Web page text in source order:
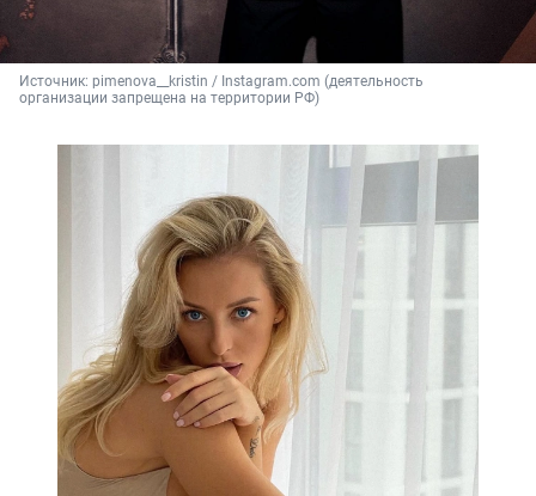
Источник: pimenova__kristin / Instagram.com (деятельность
организации запрещена на территории РФ)